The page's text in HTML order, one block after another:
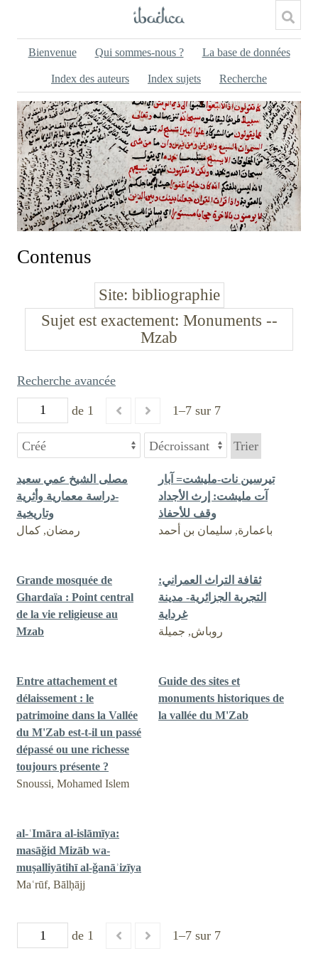
Bienvenue Qui sommes-nous ? La base de données
Index des auteurs Index sujets Recherche
Contenus
Site bibliographie
Sujet est exactement Monuments --
Mzab
de 1 1–7 sur 7
Recherche avancée
Trier
مصلى الشيخ عمي سعيد
-دراسة معمارية وأثرية
وتاريخية
رمضان, كمال
تيرسين نات-مليشت= آبار
آت مليشت: إرث الأجداد
وقف للأحفاذ
باعمارة, سليمان بن أحمد
Grande mosquée de
Ghardaïa : Point central
de la vie religieuse au
Mzab
ثقافة التراث العمراني:
التجربة الجزائرية- مدينة
غرداية
روباش, جميلة
Entre attachement et
délaissement : le
patrimoine dans la Vallée
du M'Zab est-t-il un passé
dépassé ou une richesse
toujours présente ?
Snoussi, Mohamed Islem
Guide des sites et
monuments historiques de
la vallée du M'Zab
al-ʿImāra al-islāmīya:
masāǧid Mizāb wa-
muṣalliyātihī al-ǧanāʾizīya
Maʿrūf, Bālḥājj
de 1 1–7 sur 7